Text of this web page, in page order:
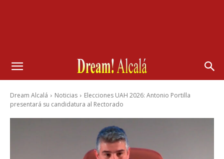
Dream Alcalá Noticias
Elecciones UAH 2026: Antonio Portilla
presentará su candidatura al Rectorado